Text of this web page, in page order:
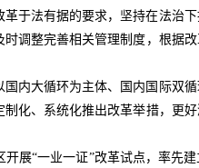
于法有据的要求，坚持在法治
调整完善相关管理制度，根据
内大循环为主体、国内国际双循
化、系统化推出改革举措，更
开展“一业一证”改革试点，率先